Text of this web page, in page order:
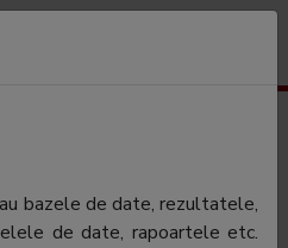
bazele de date, rezultatele,
de date, rapoartele etc.